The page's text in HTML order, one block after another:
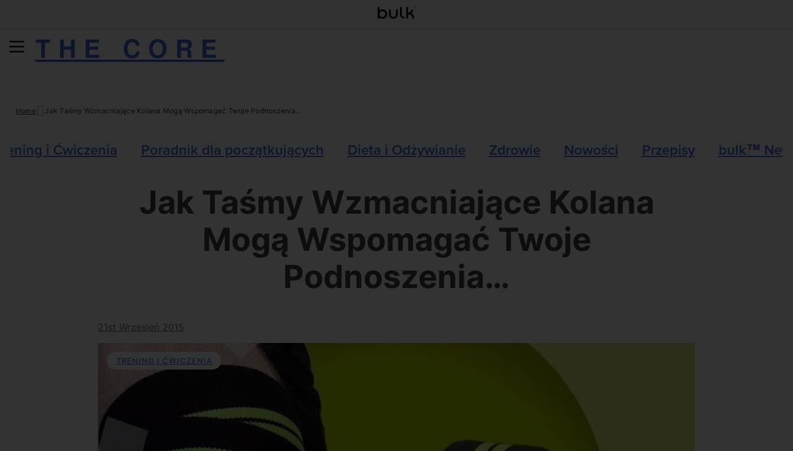
THE CORE
Home Jak Taśmy Wzmacniające Kolana Mogą Wspomagać Twoje Podnoszenia…
i Ćwiczenia Poradnik dla początkujących Dieta i Odżywianie Zdrowie Nowości Przepisy bulk™
Jak Taśmy Wzmacniające Kolana
Mogą Wspomagać Twoje
Podnoszenia…
21st Wrzesień 2015
TRENING I ĆWICZENIA